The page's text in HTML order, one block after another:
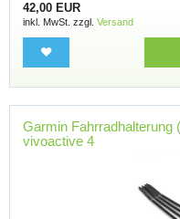
42,00 EUR
inkl. MwSt. zzgl. Versand
Garmin Fahrradhalterung
vivoactive 4